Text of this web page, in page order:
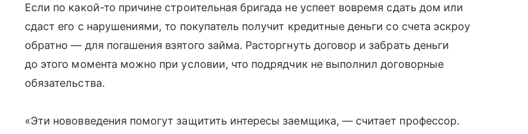
Если по какой-то причине строительная бригада не успеет вовремя сдать дом или
сдаст его с нарушениями, то покупатель получит кредитные деньги со счета эскроу
обратно — для погашения взятого займа. Расторгнуть договор и забрать деньги
до этого момента можно при условии, что подрядчик не выполнил договорные
обязательства.
«Эти нововведения помогут защитить интересы заемщика, — считает профессор.